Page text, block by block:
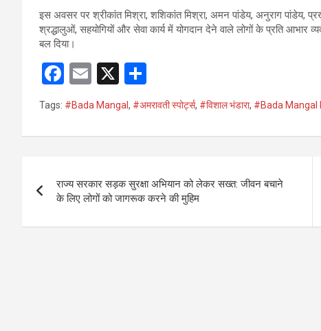
इस अवसर पर श्रीकांत मिश्रा, शशिकांत मिश्रा, अमन पांडेय, अनुराग पांडेय,
श्रद्धालुओं, सहयोगियों और सेवा कार्य में योगदान देने वाले लोगों के प्रति आभार
बल दिया।
F
a
ce
b
o
k
E
m
ail
X
ar
e
Tags: #Bada Mangal, #अमरावती स्पोर्ट्स, #विशाल भंडारा, #Bada Mangal
navigation
राज्य सरकार सड़क सुरक्षा अभियान को लेकर सख्त: जीवन बचाने
के लिए लोगों को जागरूक करने की मुहिम